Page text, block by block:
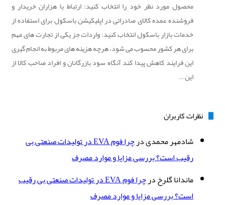
محصول مورد نظر خود را انتخاب کنید: ارتباط با هزاران خریدار و
فروشنده عمده کالای صادراتی در اپلیکیشن باسکول برای استفاده از
خدمات بازار باسکول انتخاب کنید: واردات جز یکی از تجارت های مهم
برای هر کشور محسوب می شود، هرچه هزینه های مربوط به انجام گیری
این فرایند کاهش پیدا کند آنگاه سود بازرگانان و افراد صاحب کالا از
این …
نظرات کاربران
شادمهر محمدیدر
چرا فوم EVA در تولیدات صنعتی بی
رقیب است؟ بررسی مزایا و موارد مصرف
ماندانا گلرخدر
چرا فوم EVA در تولیدات صنعتی بی رقیب
است؟ بررسی مزایا و موارد مصرف